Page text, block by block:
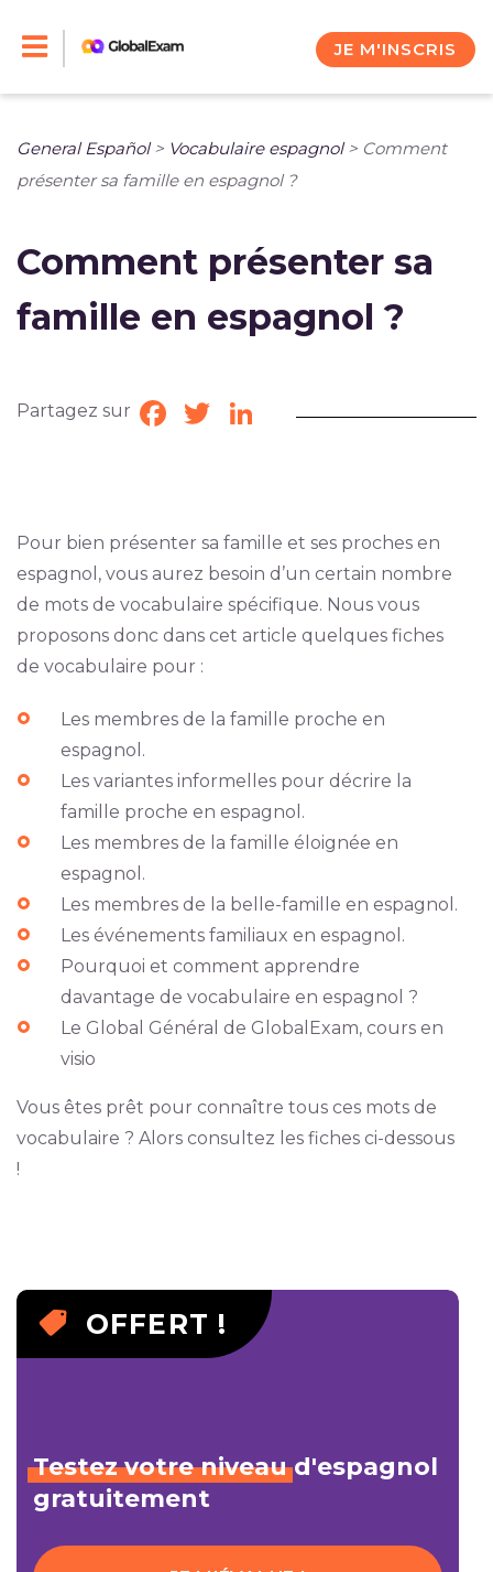
JE M'INSCRIS
General Español> Vocabulaire espagnol> Comment
présenter sa famille en espagnol ?
Comment présenter sa
famille en espagnol ?
Partagez sur Facebook
TwitterLinkedIn
Pour bien présenter sa famille et ses proches en
espagnol, vous aurez besoin d’un certain nombre
de mots de vocabulaire spécifique. Nous vous
proposons donc dans cet article quelques fiches
de vocabulaire pour :
Les membres de la famille proche en
espagnol.
Les variantes informelles pour décrire la
famille proche en espagnol.
Les membres de la famille éloignée en
espagnol.
Les membres de la belle-famille en espagnol.
Les événements familiaux en espagnol.
Pourquoi et comment apprendre
davantage de vocabulaire en espagnol ?
Le Global Général de GlobalExam, cours en
visio
Vous êtes prêt pour connaître tous ces mots de
vocabulaire ? Alors consultez les fiches ci-dessous
!
OFFERT !
Testez votre niveaud'espagnol
gratuitement